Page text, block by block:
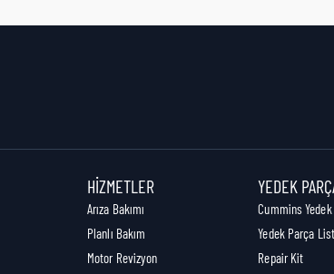
HIZMETLER
Arıza Bakımı
Planlı Bakım
Motor Revizyon
YEDEK
Cummins
Yedek Parça
Repair Kit